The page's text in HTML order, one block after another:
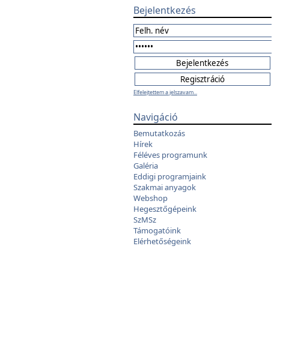
Bejelentkezés
Elfelejtettem a jelszavam...
Navigáció
Bemutatkozás
Hírek
Féléves programunk
Galéria
Eddigi programjaink
Szakmai anyagok
Webshop
Hegesztőgépeink
SzMSz
Támogatóink
Elérhetőségeink